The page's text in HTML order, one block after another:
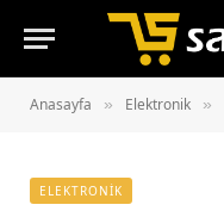
Anasayfa » Elektronik »
ELEKTRONIK